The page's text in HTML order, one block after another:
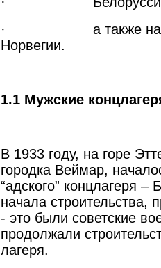
· а также на
Норвегии.
1.1 Мужские
В 1933 году, на горе
городка Веймар,
“адского” концлагеря
начала
- это были советские
продолжали
лагеря.